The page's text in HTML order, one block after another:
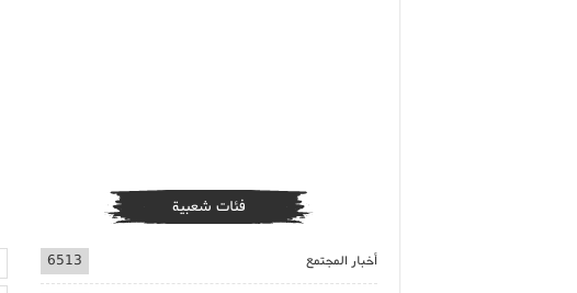
فئات شعبية
أخبار المجتمع 6513